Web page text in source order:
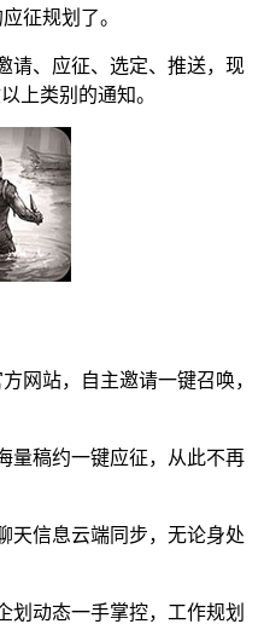
征规划了。
、应征、选定、推送，现
上类别的通知。
站，自主邀请一键召唤，
稿约一键应征，从此不再
信息云端同步，无论身处
动态一手掌控，工作规划